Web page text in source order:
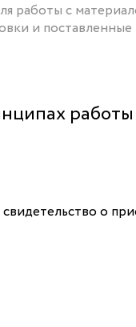
работы с
и поставленные
о